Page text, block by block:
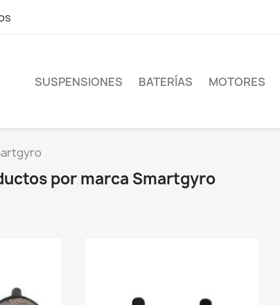
SUSPENSIONES BATERÍAS MOTORES
por marca Smartgyro